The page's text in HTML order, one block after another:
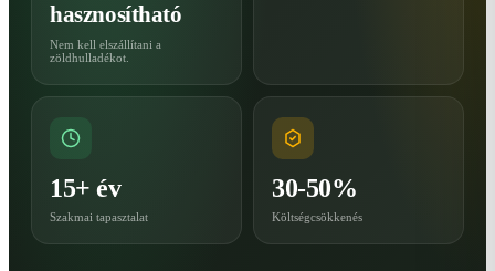
hasznosítható
Nem kell elszállítani a
zöldhulladékot.
15+ év
Szakmai tapasztalat
30-50%
Költségcsökkenés